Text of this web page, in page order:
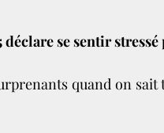
se sentir
quand on sait